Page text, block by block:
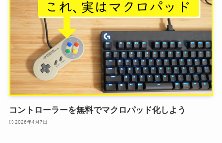
コントローラーを無料でマクロパッド化しよう
2026年4月7日